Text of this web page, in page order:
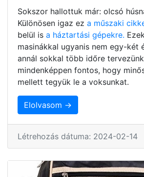
Sokszor hallottuk már: olcsó
Különösen igaz ez a műszaki
belül is a háztartási gépekre.
masinákkal ugyanis nem egy-két
annál sokkal több időre
mindenképpen fontos, hogy
mellett tegyük le a voksunkat.
Elolvasom →
Létrehozás dátuma: 2024-02-14